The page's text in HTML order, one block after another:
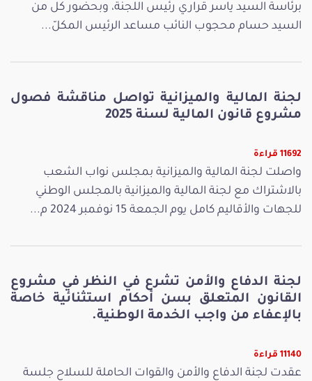
برئاسة السيد ياسر قراري رئيس اللجنة، وبحضور كل من
السيد حسام محجوب النائب مساعد الرئيس المكلّ...
لجنة المالية والميزانية تواصل مناقشة فصول
مشروع قانون المالية لسنة 2025
11692 قراءة
واصلت لجنة المالية والميزانية بمجلس نواب الشعب
بالاشتراك مع لجنة المالية والميزانية بالمجلس الوطني
للجهات والأقاليم كامل يوم الجمعة 15 نوفمبر 2024 م...
لجنة الدفاع والأمن تشرع في النظر في مشروع
القانون المتعلق بسن أحكام استثنائية خاصة
بالإعفاء من واجب الخدمة الوطنية.
11140 قراءة
عقدت لجنة الدفاع والأمن والقوات الحاملة للسلاح جلسة